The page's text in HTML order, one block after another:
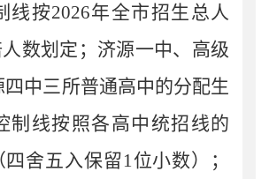
线按2026年全市招生总人
数划定 ； 济源一中、高级
四中三所普通高中的分配生
制线按照各高中统招线的
四舍五入保留1位小数）；